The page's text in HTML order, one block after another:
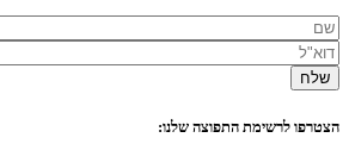
הצטרפו לרשימת התפוצה שלנו: